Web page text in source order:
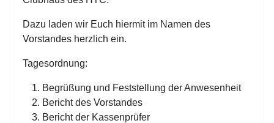
Dazu laden wir Euch hiermit im Namen des
Vorstandes herzlich ein.
Tagesordnung:
Begrüßung und Feststellung der Anwesenheit
Bericht des Vorstandes
Bericht der Kassenprüfer